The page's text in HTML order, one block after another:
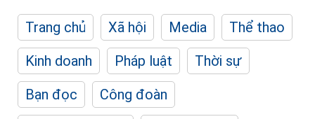
Trang chủ Xã hội Media
Thể thao
Kinh doanh
Pháp luật
Thời sự
Bạn đọc
Công đoàn